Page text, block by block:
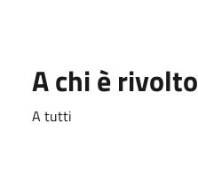
A chi è rivolto
A tutti